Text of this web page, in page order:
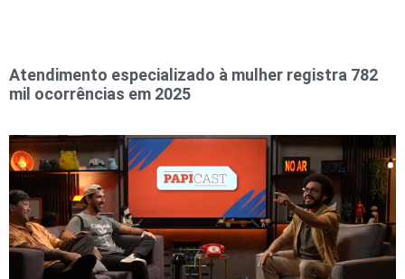
Atendimento especializado à mulher registra 782
mil ocorrências em 2025